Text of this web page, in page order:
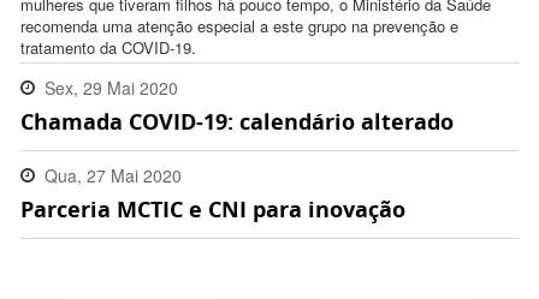
recomenda uma atenção especial a este grupo na prevenção e
tratamento da COVID-19.
Sex, 29 Mai 2020
09:33:00 -0300
Chamada COVID-19: calendário alterado
Qua, 27 Mai 2020
11:09:00 -0300
Parceria MCTIC e CNI para inovação